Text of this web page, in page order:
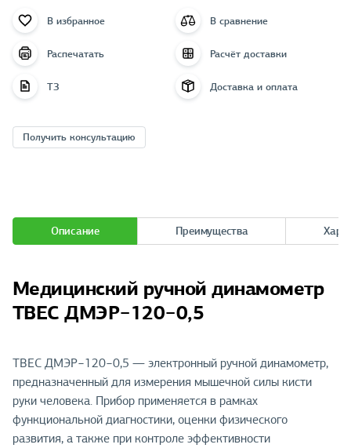
В избранное В сравнение
Распечатать Расчёт доставки
ТЗ Доставка и оплата
Получить консультацию
Описание Преимущества
Медицинский ручной динамометр
ТВЕС ДМЭР−120−0,5
ТВЕС ДМЭР−120−0,5 — электронный ручной динамометр,
предназначенный для измерения мышечной силы кисти
руки человека. Прибор применяется в рамках
функциональной диагностики, оценки физического
развития, а также при контроле эффективности